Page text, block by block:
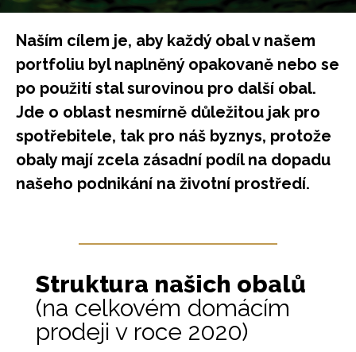
Naším cílem je, aby každý obal v našem
portfoliu byl naplněný opakovaně nebo se
po použití stal surovinou pro další obal.
Jde o oblast nesmírně důležitou jak pro
spotřebitele, tak pro náš byznys, protože
obaly mají zcela zásadní podíl na dopadu
našeho podnikání na životní prostředí.
Struktura našich obalů
(na celkovém domácím
prodeji v roce 2020)